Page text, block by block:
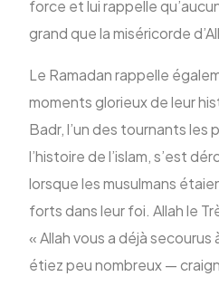
force et lui rappelle
grand que la miséricorde
Le Ramadan rappelle
moments glorieux de leur
Badr, l’un des tournants les
l’histoire de l’islam, s’est
lorsque les musulmans
forts dans leur foi. Allah le
« Allah vous a déjà secourus
étiez peu nombreux —